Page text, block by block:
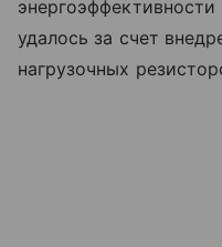
удалось за счет
нагрузочных